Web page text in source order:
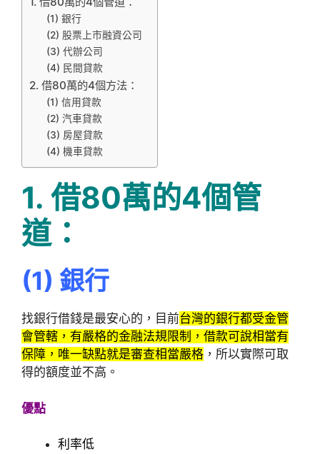
(1) 銀行
(2) 股票上市融資公司
(3) 代辦公司
(4) 民間貸款
2. 借80萬的4個方法：
(1) 信用貸款
(2) 汽車貸款
(3) 房屋貸款
(4) 機車貸款
1. 借80萬的4個管
道：
(1) 銀行
找銀行借錢是最安心的，目前台灣的銀行都受金管
會管轄，有嚴格的金融法規限制，借款可說相當有
保障，唯一缺點就是審查相當嚴格 ，所以實際可取
得的額度並不高。
優點
利率低